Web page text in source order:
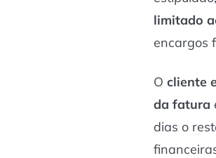
limitado
encargos
O cliente
da fatura
dias o